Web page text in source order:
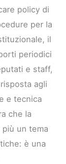
policy di
per la
il
periodici
e staff,
agli
e tecnica
che la
un tema
è una